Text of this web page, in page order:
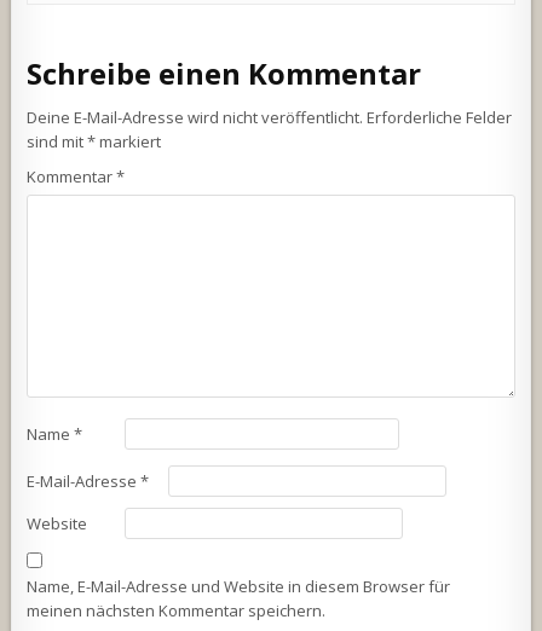
Schreibe einen Kommentar
Deine E-Mail-Adresse wird nicht veröffentlicht. Erforderliche Felder
sind mit*markiert
Kommentar*
Name*
E-Mail-Adresse*
Website
Name, E-Mail-Adresse und Website in diesem Browser für
meinen nächsten Kommentar speichern.